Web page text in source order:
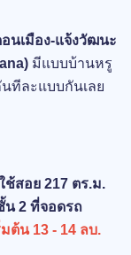
อนเมือง-แจ้งวัฒนะ
มีแบบบ้านหรู
นทีละแบบกันเลย
สอย 217 ตร.ม.
น 2 ที่จอดรถ
มต้น 13 - 14 ลบ.